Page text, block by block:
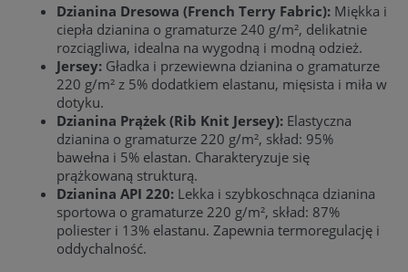
Dzianina Dresowa (French Terry Fabric): Miękka i
ciepła dzianina o gramaturze 240 g/m², delikatnie
rozciągliwa, idealna na wygodną i modną odzież.
Jersey: Gładka i przewiewna dzianina o gramaturze
220 g/m² z 5% dodatkiem elastanu, mięsista i miła w
dotyku.
Dzianina Prążek (Rib Knit Jersey): Elastyczna
dzianina o gramaturze 220 g/m², skład: 95%
bawełna i 5% elastan. Charakteryzuje się
prążkowaną strukturą.
Dzianina API 220: Lekka i szybkoschnąca dzianina
sportowa o gramaturze 220 g/m², skład: 87%
poliester i 13% elastanu. Zapewnia termoregulację i
oddychalność.